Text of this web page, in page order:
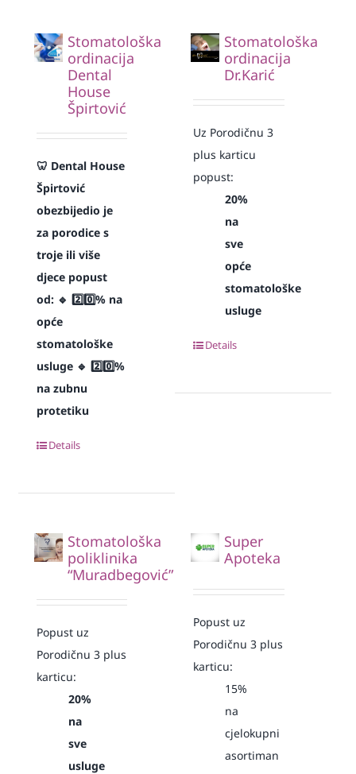
Stomatološka
ordinacija
Dental
House
Špirtović
🦷 Dental House
Špirtović
obezbijedio je
za porodice s
troje ili više
djece popust
od: 🔹 2️⃣0️⃣% na
opće
stomatološke
usluge 🔹 2️⃣0️⃣%
na zubnu
protetiku
Details
Stomatološka
ordinacija
Dr.Karić
Uz Porodičnu 3
plus karticu
popust:
20%
na
sve
opće
stomatološke
usluge
Details
Stomatološka
poliklinika
“Muradbegović”
Popust uz
Porodičnu 3 plus
karticu:
20%
na
sve
usluge
Super
Apoteka
Popust uz
Porodičnu 3 plus
karticu:
15%
na
cjelokupni
asortiman